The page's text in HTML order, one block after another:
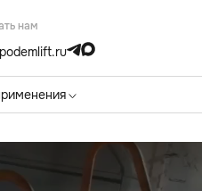
нам